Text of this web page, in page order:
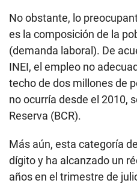
No obstante, lo
es la composición de la
(demanda laboral). De
INEI, el empleo no
techo de dos millones de
no ocurría desde el 2010,
Reserva (BCR).
Más aún, esta categoría
dígito y ha alcanzado un
años en el trimestre de